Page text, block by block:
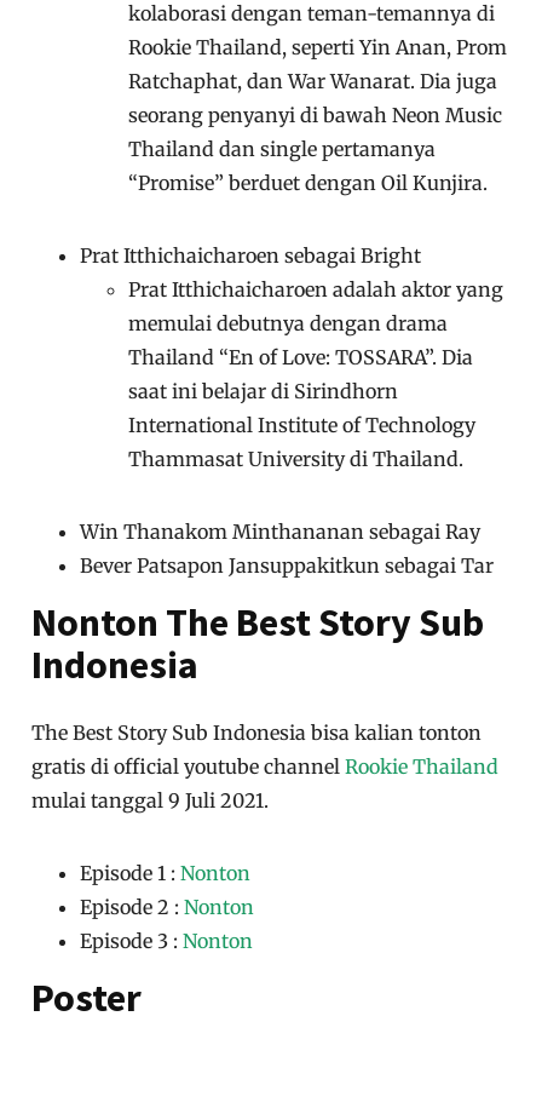
kolaborasi dengan teman-temannya di
Rookie Thailand, seperti Yin Anan, Prom
Ratchaphat, dan War Wanarat. Dia juga
seorang penyanyi di bawah Neon Music
Thailand dan single pertamanya
“Promise” berduet dengan Oil Kunjira.
Prat Itthichaicharoen sebagai Bright
Prat Itthichaicharoen adalah aktor yang
memulai debutnya dengan drama
Thailand “En of Love: TOSSARA”. Dia
saat ini belajar di Sirindhorn
International Institute of Technology
Thammasat University di Thailand.
Win Thanakom Minthananan sebagai Ray
Bever Patsapon Jansuppakitkun sebagai Tar
Nonton The Best Story Sub
Indonesia
The Best Story Sub Indonesia bisa kalian tonton
gratis di official youtube channelRookie Thailand
mulai tanggal 9 Juli 2021.
Episode 1 :Nonton
Episode 2 :Nonton
Episode 3 :Nonton
Poster